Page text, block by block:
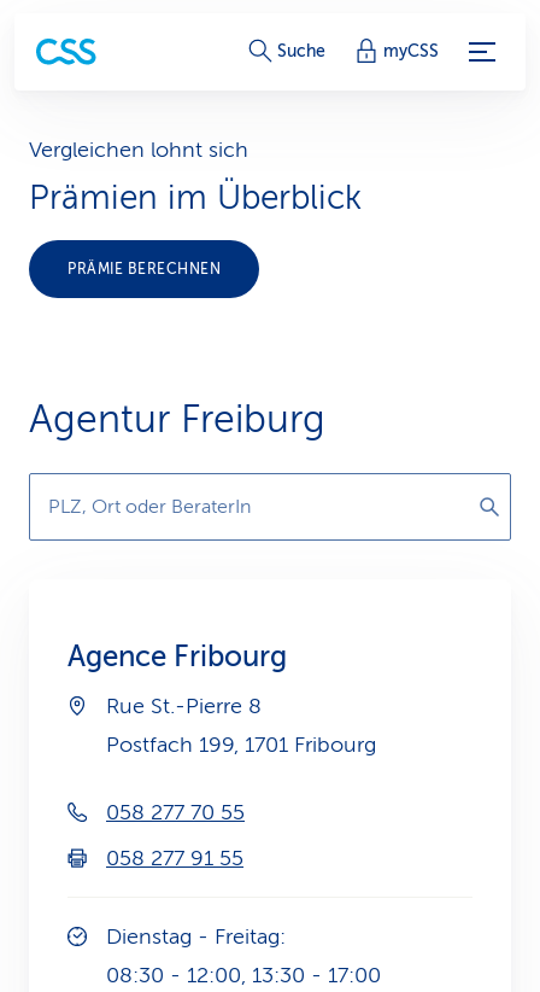
S
v
i
c
L
i
n
Suche myCSS
Vergleichen lohnt sich
Prämien im Überblick
PRÄMIE BERECHNEN
Agentur Freiburg
PLZ, Ort oder BeraterIn
Agence Fribourg
Rue St.-Pierre 8
Postfach 199, 1701 Fribourg
058 277 70 55
058 277 91 55
Dienstag - Freitag:
08:30 - 12:00, 13:30 - 17:00